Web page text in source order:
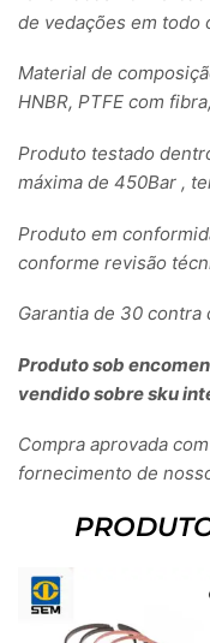
de vedações em todo
Material de
HNBR, PTFE com
Produto testado
máxima de 450Bar ,
Produto em
conforme revisão
Garantia de 30
Produto sob
vendido sobre sku
Compra aprovada
fornecimento de